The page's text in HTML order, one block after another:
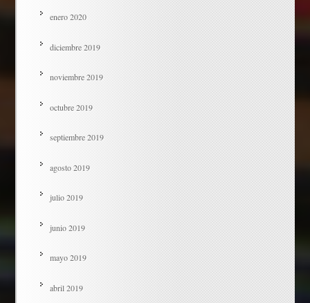
enero 2020
diciembre 2019
noviembre 2019
octubre 2019
septiembre 2019
agosto 2019
julio 2019
junio 2019
mayo 2019
abril 2019